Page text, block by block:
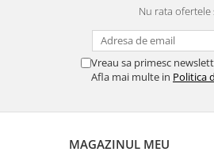
Nu rata
Vreau sa primesc
Afla mai multe in Politica
MAGAZINUL MEU